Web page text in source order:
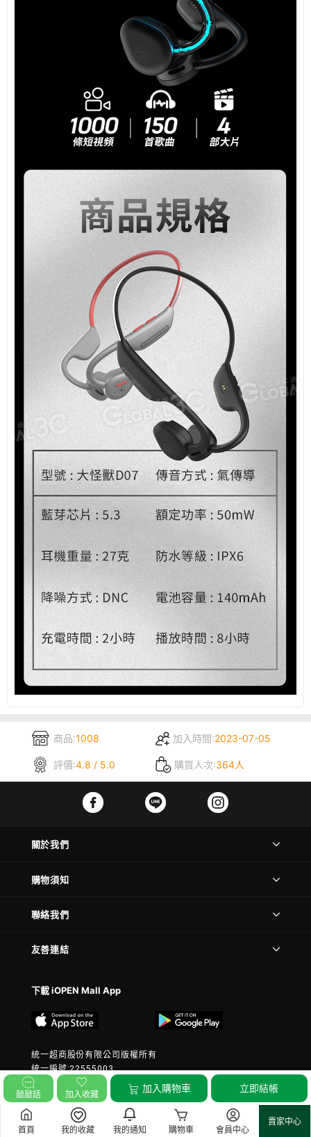
首頁 我的收藏 我的通知 購物車 會員中心
賣家中心
敲敲話 加入收藏
加入購物車 立即結帳
商品:1008 加入時間:2023-07-05
評價:4.8 / 5.0 購買人次:364人
關於我們
購物須知
聯絡我們
友善連結
下載 iOPEN Mall App
統一超商股份有限公司版權所有
統一編號:22555003
© 2023 President Chain Store Corp. All rights reserved.